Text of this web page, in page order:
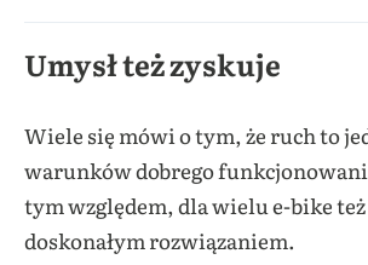
Umysł też zyskuje
Wiele się mówi o tym, że ruch to
warunków dobrego
tym względem, dla wielu e-bike też
doskonałym rozwiązaniem.